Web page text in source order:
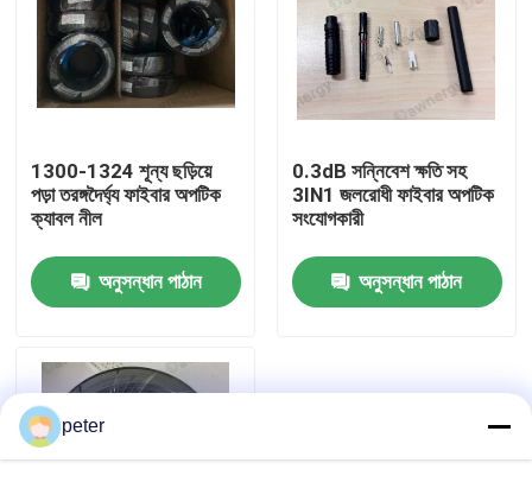
পণ্য
1300-1324 শূন্য ছড়িয়ে
পড়া তরঙ্গদৈর্ঘ্য ফাইবার অপটিক
ক্যাবল নীল
অনুসন্ধান পাঠান
0.3dB সন্নিবেশ ক্ষতি সহ
3IN1 জলরোধী ফাইবার অপটিক
সংযোগকারী
অনুসন্ধান পাঠান
peter